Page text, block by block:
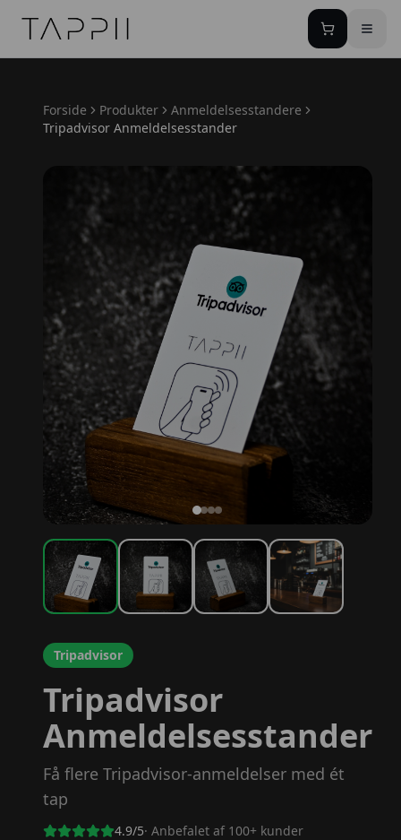
TAPPII - NFC Visitkort Danmark
Forside Produkter
Anmeldelsesstandere
Tripadvisor Anmeldelsesstander
Tripadvisor
Tripadvisor
Anmeldelsesstander
Få flere Tripadvisor-anmeldelser med ét
tap
4.9/5· Anbefalet af 100+ kunder